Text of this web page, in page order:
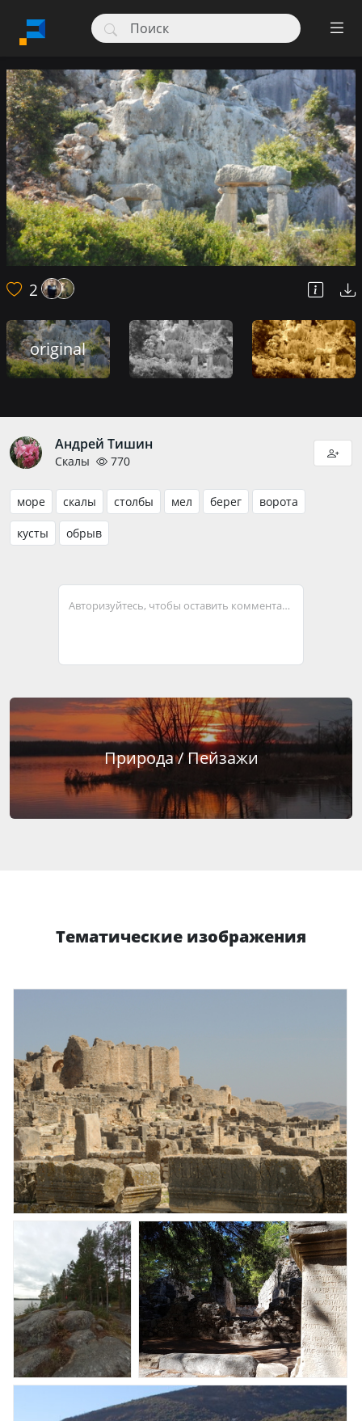
2
original
Андрей Тишин
Скалы 770
море скалы столбы мел берег ворота
кусты обрыв
Авторизуйтесь, чтобы оставить комментарий
Природа / Пейзажи
Тематические изображения